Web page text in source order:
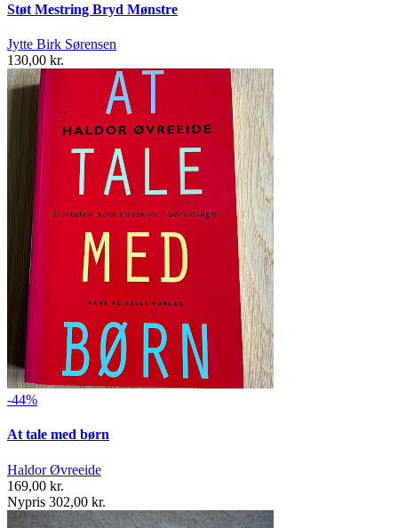
Støt Mestring Bryd Mønstre
Jytte Birk Sørensen
130,00 kr.
-44%
At tale med børn
Haldor Øvreeide
169,00 kr.
Nypris 302,00 kr.